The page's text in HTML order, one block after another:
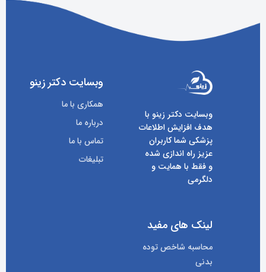
وبسایت دکتر زینو با
هدف افزایش اطلاعات
پزشکی شما کاربران
عزیز راه اندازی شده
و فقط با همایت و
دلگرمی
وبسایت دکتر زینو
همکاری با ما
درباره ما
تماس با ما
تبلیغات
لینک های مفید
محاسبه شاخص توده
بدنی